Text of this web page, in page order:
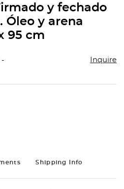
y fechado
Óleo y arena
95 cm
-
Inquire
Shipping Info